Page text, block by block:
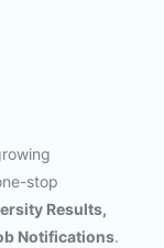
stop
Results,
Notifications.